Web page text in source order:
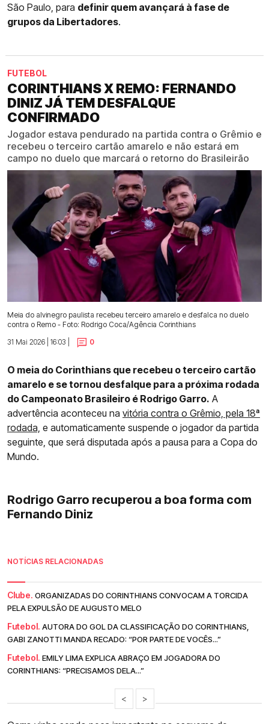
São Paulo, para definir quem avançará à fase de
grupos da Libertadores.
FUTEBOL
CORINTHIANS X REMO: FERNANDO
DINIZ JÁ TEM DESFALQUE
CONFIRMADO
Jogador estava pendurado na partida contra o Grêmio e
recebeu o terceiro cartão amarelo e não estará em
campo no duelo que marcará o retorno do Brasileirão
Meia do alvinegro paulista recebeu terceiro amarelo e desfalca no duelo
contra o Remo - Foto: Rodrigo Coca/Agência Corinthians
31 Mai 2026 | 16:03 |
0
O meia do Corinthians que recebeu o terceiro cartão
amarelo e se tornou desfalque para a próxima rodada
do Campeonato Brasileiro é Rodrigo Garro. A
advertência aconteceu na vitória contra o Grêmio, pela 18ª
rodada, e automaticamente suspende o jogador da partida
seguinte, que será disputada após a pausa para a Copa do
Mundo.
Rodrigo Garro recuperou a boa forma com
Fernando Diniz
NOTÍCIAS RELACIONADAS
Clube. ORGANIZADAS DO CORINTHIANS CONVOCAM A TORCIDA
PELA EXPULSÃO DE AUGUSTO MELO
Futebol. AUTORA DO GOL DA CLASSIFICAÇÃO DO CORINTHIANS,
GABI ZANOTTI MANDA RECADO: “POR PARTE DE VOCÊS...”
Futebol. EMILY LIMA EXPLICA ABRAÇO EM JOGADORA DO
CORINTHIANS: “PRECISAMOS DELA...”
< >